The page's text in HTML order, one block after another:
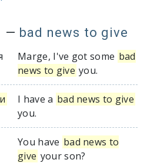
— bad news to give
Marge, I've got some bad
news to give you.
I have a bad news to give
you.
You have bad news to
give your son?